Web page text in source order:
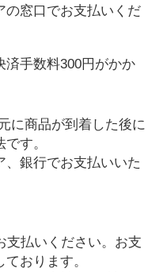
の窓口でお支払いくだ
手数料300円がかか
に商品が到着した後に
す。
、銀行でお支払いいた
支払いください。お支
おります。